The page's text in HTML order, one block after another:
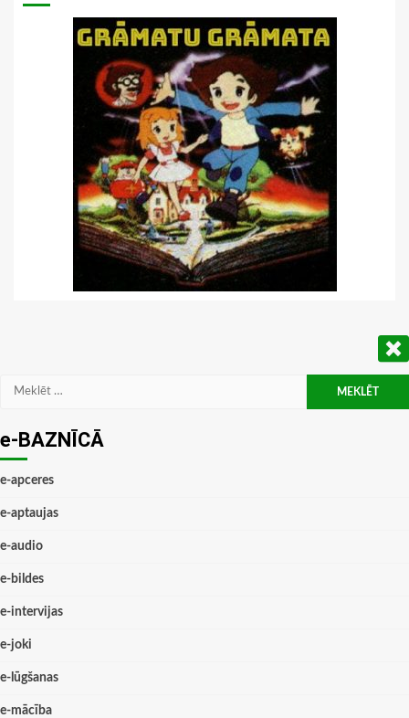
Meklēt:
e-BAZNĪCĀ
e-apceres
e-aptaujas
e-audio
e-bildes
e-intervijas
e-joki
e-lūgšanas
e-mācība